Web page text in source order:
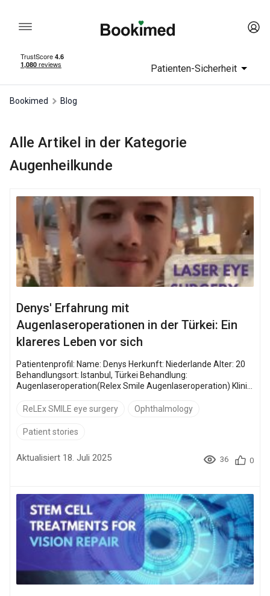
Patienten-Sicherheit
Bookimed Blog
Alle Artikel in der Kategorie
Augenheilkunde
Denys' Erfahrung mit
Augenlaseroperationen in der Türkei: Ein
klareres Leben vor sich
Patientenprofil: Name: Denys Herkunft: Niederlande Alter: 20
Behandlungsort: Istanbul, Türkei Behandlung:
Augenlaseroperation(Relex Smile Augenlaseroperation) Klinik:
hat Millionen von Menschen geholfen, Brille und Kontaktlinsen
andere, die sich von ihrer Kurzsichtigkeit befreien wollten,
ReLEx SMILE eye surgery Ophthalmology
Patient stories
Aktualisiert 18. Juli 2025 36 0